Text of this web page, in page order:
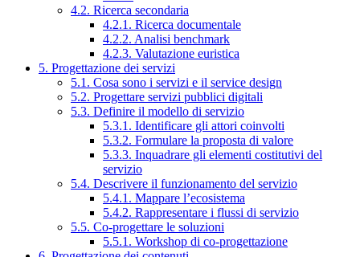
4.2. Ricerca secondaria
4.2.1. Ricerca documentale
4.2.2. Analisi benchmark
4.2.3. Valutazione euristica
5. Progettazione dei servizi
5.1. Cosa sono i servizi e il service design
5.2. Progettare servizi pubblici digitali
5.3. Definire il modello di servizio
5.3.1. Identificare gli attori coinvolti
5.3.2. Formulare la proposta di valore
5.3.3. Inquadrare gli elementi costitutivi del
servizio
5.4. Descrivere il funzionamento del servizio
5.4.1. Mappare l’ecosistema
5.4.2. Rappresentare i flussi di servizio
5.5. Co-progettare le soluzioni
5.5.1. Workshop di co-progettazione